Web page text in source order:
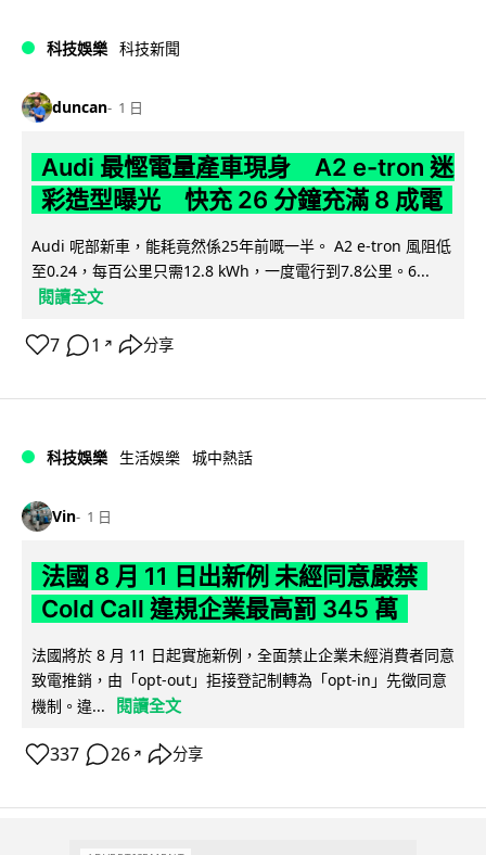
科技娛樂 科技新聞
duncan 1 日
Audi 最慳電量產車現身 A2 e-tron 迷
彩造型曝光 快充 26 分鐘充滿 8 成電
Audi 呢部新車，能耗竟然係25年前嘅一半。 A2 e-tron 風阻低
至0.24，每百公里只需12.8 kWh，一度電行到7.8公里。6...
閱讀全文
7 1 ↗ 分享
科技娛樂 生活娛樂 城中熱話
Vin 1 日
法國 8 月 11 日出新例 未經同意嚴禁
Cold Call 違規企業最高罰 345 萬
法國將於 8 月 11 日起實施新例，全面禁止企業未經消費者同意
致電推銷，由「opt-out」拒接登記制轉為「opt-in」先徵同意
機制。違...
閱讀全文
337 26 ↗ 分享